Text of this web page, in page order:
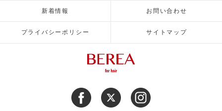
新着情報 お問い合わせ
プライバシーポリシー サイトマップ